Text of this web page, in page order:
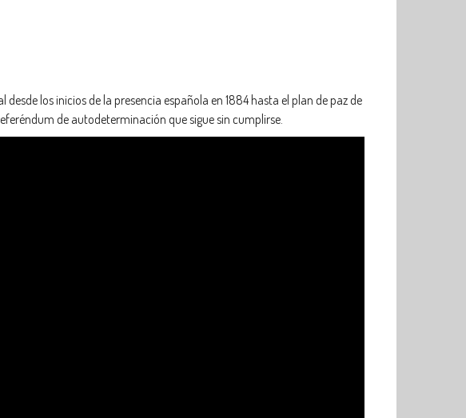
los inicios de la presencia española en 1884 hasta el plan de paz de
de autodeterminación que sigue sin cumplirse.